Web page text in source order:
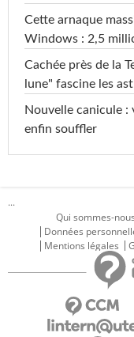
Cette arnaque
Windows : 2,5
Cachée près de la
lune" fascine les
Nouvelle canicule :
enfin souffler
...
Qui sommes-
Données
Mentions légales